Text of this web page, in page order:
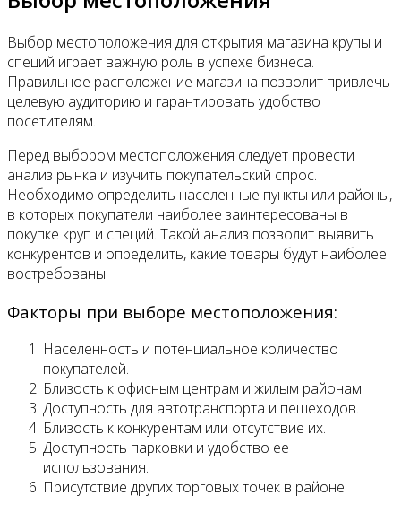
Выбор местоположения для открытия магазина крупы и
специй играет важную роль в успехе бизнеса.
Правильное расположение магазина позволит привлечь
целевую аудиторию и гарантировать удобство
посетителям.
Перед выбором местоположения следует провести
анализ рынка и изучить покупательский спрос.
Необходимо определить населенные пункты или районы,
в которых покупатели наиболее заинтересованы в
покупке круп и специй. Такой анализ позволит выявить
конкурентов и определить, какие товары будут наиболее
востребованы.
Факторы при выборе местоположения:
Населенность и потенциальное количество
покупателей.
Близость к офисным центрам и жилым районам.
Доступность для автотранспорта и пешеходов.
Близость к конкурентам или отсутствие их.
Доступность парковки и удобство ее
использования.
Присутствие других торговых точек в районе.